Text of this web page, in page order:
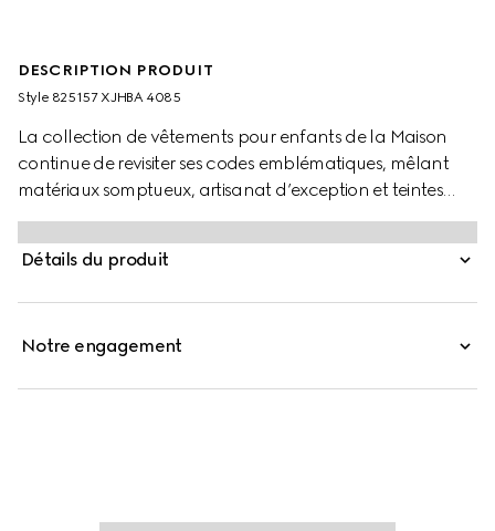
DESCRIPTION PRODUIT
Style ‎825157 XJHBA 4085
La collection de vêtements pour enfants de la Maison
continue de revisiter ses codes emblématiques, mêlant
matériaux somptueux, artisanat d’exception et teintes
contemporaines. Confectionné en piqué de coton GG,
ce polo pour enfant revisite le motif monogrammé du
fondateur Guccio Gucci.
Détails du produit
Notre engagement